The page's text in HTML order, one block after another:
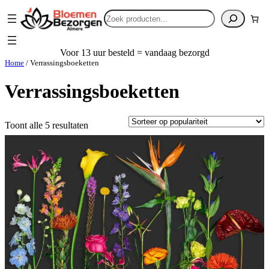
Zoeken
Voor 13 uur besteld = vandaag bezorgd
Home / Verrassingsboeketten
Verrassingsboeketten
Toont alle 5 resultaten Gesorteerd
op
populariteit